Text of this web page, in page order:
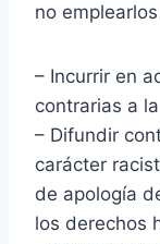
no
– Incurrir en
contrarias a
– Difundir
carácter
de apología
los derechos